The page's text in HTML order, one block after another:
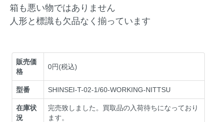
箱も悪い物ではありません
人形と標識も欠品なく揃っています
販売価
格
0円(税込)
型番 SHINSEI-T-02-1/60-WORKING-NITTSU
在庫状
況
完売致しました。買取品の入荷待ちになっており
ます。